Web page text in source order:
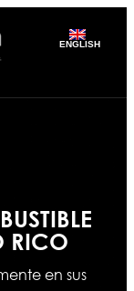
ENGLISH
RICO
en sus